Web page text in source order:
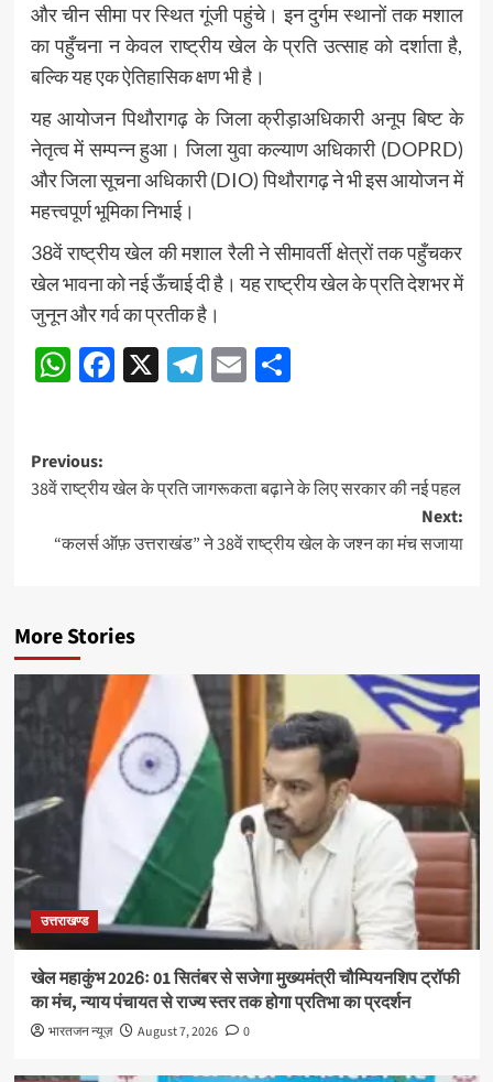
और चीन सीमा पर स्थित गूंजी पहुंचे। इन दुर्गम स्थानों तक मशाल
का पहुँचना न केवल राष्ट्रीय खेल के प्रति उत्साह को दर्शाता है,
बल्कि यह एक ऐतिहासिक क्षण भी है।
यह आयोजन पिथौरागढ़ के जिला क्रीड़ाअधिकारी अनूप बिष्ट के
नेतृत्व में सम्पन्न हुआ। जिला युवा कल्याण अधिकारी (DOPRD)
और जिला सूचना अधिकारी (DIO) पिथौरागढ़ ने भी इस आयोजन में
महत्त्वपूर्ण भूमिका निभाई।
38वें राष्ट्रीय खेल की मशाल रैली ने सीमावर्ती क्षेत्रों तक पहुँचकर
खेल भावना को नई ऊँचाई दी है। यह राष्ट्रीय खेल के प्रति देशभर में
जुनून और गर्व का प्रतीक है।
WhatsApp
Facebook
X Telegram
EmailShare
Post
navigation
Previous:
38वें राष्ट्रीय खेल के प्रति जागरूकता बढ़ाने के लिए सरकार की नई पहल
Next:
“कलर्स ऑफ़ उत्तराखंड” ने 38वें राष्ट्रीय खेल के जश्न का मंच सजाया
More Stories
उत्तराखण्ड
खेल महाकुंभ 2026ः 01 सितंबर से सजेगा मुख्यमंत्री चौम्पियनशिप ट्रॉफी
का मंच, न्याय पंचायत से राज्य स्तर तक होगा प्रतिभा का प्रदर्शन
भारतजन न्यूज़ August 7, 2026 0